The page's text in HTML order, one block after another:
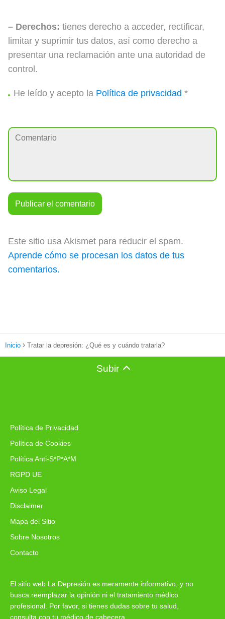
– Derechos: tienes derecho a acceder, rectificar,
limitar y suprimir tus datos, así como derecho a
presentar una reclamación ante una autoridad de
control.
He leído y acepto la Política de privacidad *
Este sitio usa Akismet para reducir el spam.
Aprende cómo se procesan los datos de tus
comentarios.
Inicio Tratar la depresión: ¿Qué es y cuándo tratarla?
Subir
Política de Privacidad
Política de Cookies
Política Anti-S*P*A*M
RGPD UE
Aviso Legal
Disclaimer
Mapa del Sitio
Sobre Nosotros
Contacto
El sitio web La Depresión es meramente informativo, y no
busca reemplazar la opinión ni el tratamiento médico
profesional. Por favor, si tienes dudas sobre tu salud,
consulta con tu médico de cabecera.